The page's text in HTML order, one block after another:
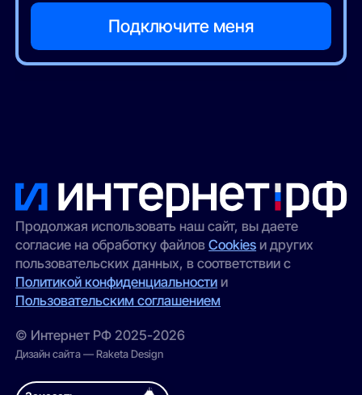
Продолжая использовать наш сайт, вы даете
согласие на обработку файловCookies и других
пользовательских данных, в соответствии с
Политикой конфиденциальности и
Пользовательским соглашением
© Интернет РФ 2025-2026
Дизайн сайта — Raketa Design